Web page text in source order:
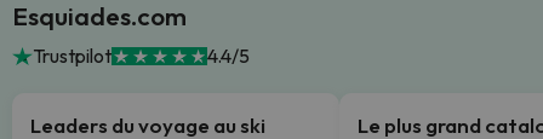
Esquiades.com
Trustpilot 4.4/5
Leaders du voyage au ski Le plus grand